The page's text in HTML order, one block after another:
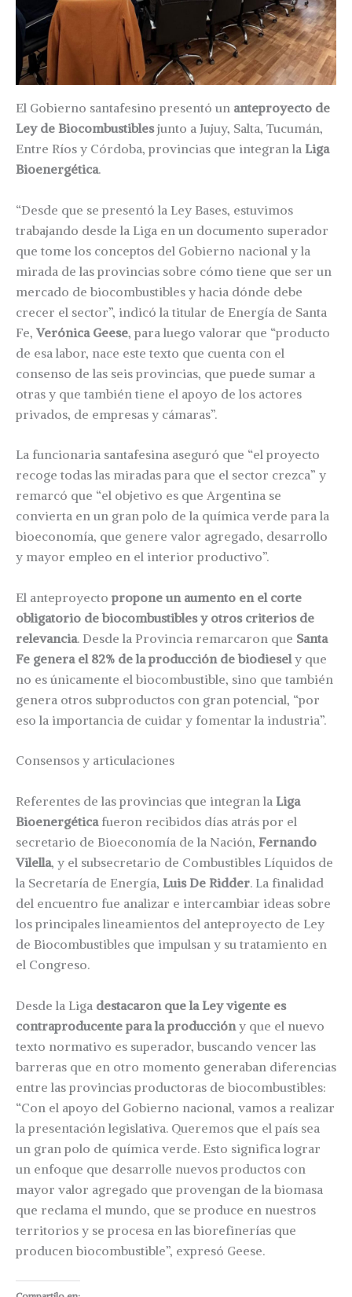
El Gobierno santafesino presentó un anteproyecto de
Ley de Biocombustiblesjunto a Jujuy, Salta, Tucumán,
Entre Ríos y Córdoba, provincias que integran la Liga
Bioenergética.
“Desde que se presentó la Ley Bases, estuvimos
trabajando desde la Liga en un documento superador
que tome los conceptos del Gobierno nacional y la
mirada de las provincias sobre cómo tiene que ser un
mercado de biocombustibles y hacia dónde debe
crecer el sector”, indicó la titular de Energía de Santa
Fe, Verónica Geese, para luego valorar que “producto
de esa labor, nace este texto que cuenta con el
consenso de las seis provincias, que puede sumar a
otras y que también tiene el apoyo de los actores
privados, de empresas y cámaras”.
La funcionaria santafesina aseguró que “el proyecto
recoge todas las miradas para que el sector crezca” y
remarcó que “el objetivo es que Argentina se
convierta en un gran polo de la química verde para la
bioeconomía, que genere valor agregado, desarrollo
y mayor empleo en el interior productivo”.
El anteproyectopropone un aumento en el corte
obligatorio de biocombustibles y otros criterios de
relevancia. Desde la Provincia remarcaron que Santa
Fe genera el 82% de la producción de biodiesel y que
no es únicamente el biocombustible, sino que también
genera otros subproductos con gran potencial, “por
eso la importancia de cuidar y fomentar la industria”.
Consensos y articulaciones
Referentes de las provincias que integran la Liga
Bioenergéticafueron recibidos días atrás por el
secretario de Bioeconomía de la Nación, Fernando
Vilella, y el subsecretario de Combustibles Líquidos de
la Secretaría de Energía, Luis De Ridder. La finalidad
del encuentro fue analizar e intercambiar ideas sobre
los principales lineamientos del anteproyecto de Ley
de Biocombustibles que impulsan y su tratamiento en
el Congreso.
Desde la Liga destacaron que la Ley vigente es
contraproducente para la producción y que el nuevo
texto normativo es superador, buscando vencer las
barreras que en otro momento generaban diferencias
entre las provincias productoras de biocombustibles:
“Con el apoyo del Gobierno nacional, vamos a realizar
la presentación legislativa. Queremos que el país sea
un gran polo de química verde. Esto significa lograr
un enfoque que desarrolle nuevos productos con
mayor valor agregado que provengan de la biomasa
que reclama el mundo, que se produce en nuestros
territorios y se procesa en las biorefinerías que
producen biocombustible”, expresó Geese.